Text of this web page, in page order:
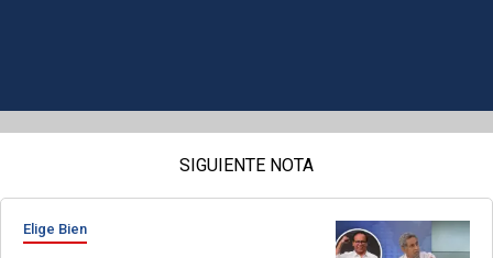
SIGUIENTE NOTA
Elige Bien